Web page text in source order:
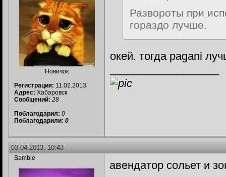
Новичок
Регистрация: 11.02.2013
Адрес: Хабаровск
Сообщений: 28
Поблагодарил: 0
Поблагодарили: 0
Развороты при
гораздо лучше.
окей. тогда pagani
03.04.2013, 10:43
Bambie
авендатор сольет и